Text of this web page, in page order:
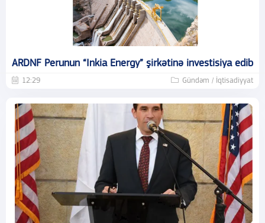
ARDNF Perunun “Inkia Energy” şirkətinə investisiya edib
12:29 Gündəm / İqtisadiyyat